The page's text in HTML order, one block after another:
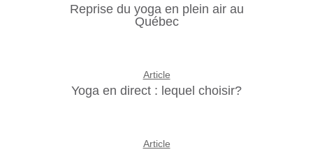
Reprise du yoga en plein air au
Québec
Article
Yoga en direct : lequel choisir?
Article